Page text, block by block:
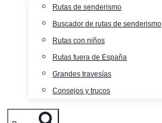
Rutas de senderismo
Buscador de rutas de senderismo
Rutas con niños
Rutas fuera de España
Grandes travesías
Consejos y trucos